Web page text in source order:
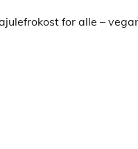
for alle –